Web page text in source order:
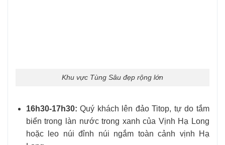
Khu vực Tùng Sâu đẹp rộng lớn
16h30-17h30: Quý khách lên đảo Titop, tự do tắm
biển trong làn nước trong xanh của Vịnh Hạ Long
hoặc leo núi đỉnh núi ngắm toàn cảnh vịnh Hạ